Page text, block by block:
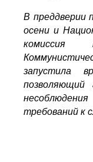
В преддверии
осени и
комиссия
запустила
требований к